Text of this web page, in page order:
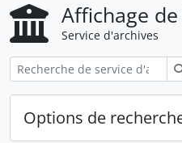
Affichage
Service d'archives
Options de